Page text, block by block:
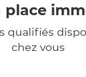
place
qualifiés
chez vous